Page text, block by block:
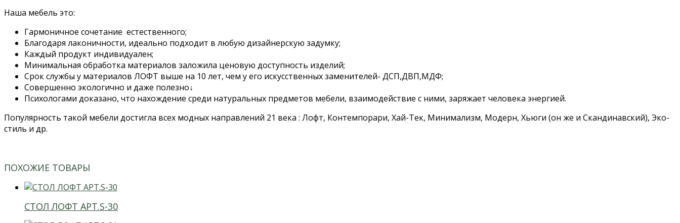
Наша мебель это:
Гармоничное сочетание естественного;
Благодаря лаконичности, идеально подходит в любую дизайнерскую задумку;
Каждый продукт индивидуален;
Минимальная обработка материалов заложила ценовую доступность изделий;
Срок службы у материалов ЛОФТ выше на 10 лет, чем у его искусственных заменителей- ДСП,ДВП,МДФ;
Совершенно экологично и даже полезно↓
Психологами доказано, что нахождение среди натуральных предметов мебели, взаимодействие с ними, заряжает человека энергией.
Популярность такой мебели достигла всех модных направлений 21 века : Лофт, Контемпорари, Хай-Тек, Минимализм, Модерн, Хьюги (он же и Скандинавский), Эко-
стиль и др.
ПОХОЖИЕ ТОВАРЫ
СТОЛ ЛОФТ АРТ.S-30